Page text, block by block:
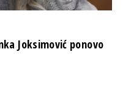
Joksimović ponovo